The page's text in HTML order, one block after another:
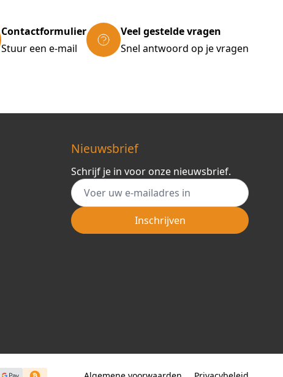
Contactformulier
Stuur een e-mail
Veel gestelde vragen
Snel antwoord op je vragen
Nieuwsbrief
Schrijf je in voor onze nieuwsbrief.
E-mail adres
Inschrijven